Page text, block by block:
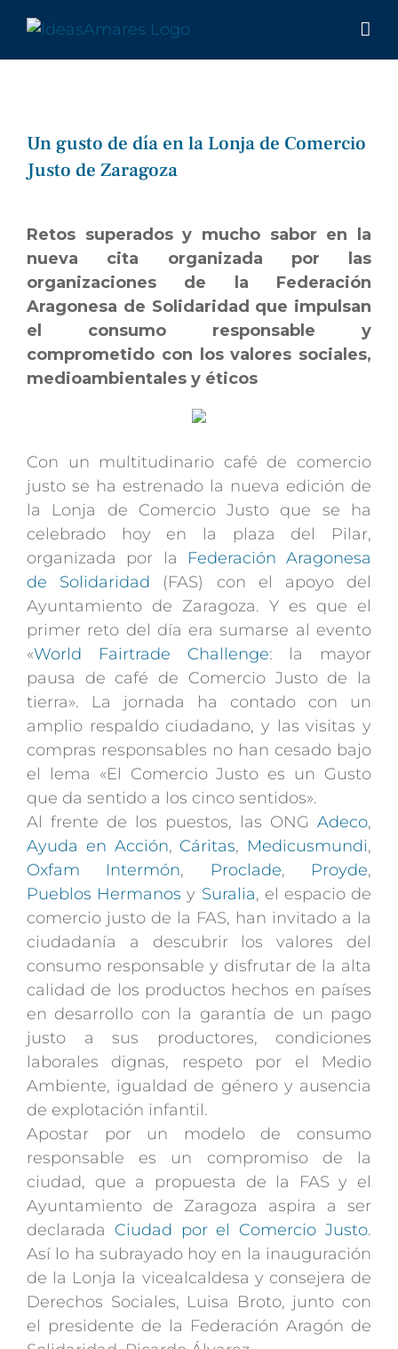
contenido
Un gusto de día en la Lonja de Comercio
Justo de Zaragoza
imagen
más
grande
Retos superados y mucho sabor en la
nueva cita organizada por las
organizaciones de la Federación
Aragonesa de Solidaridad que impulsan
el consumo responsable y
comprometido con los valores sociales,
medioambientales y éticos
Con un multitudinario café de comercio
justo se ha estrenado la nueva edición de
la Lonja de Comercio Justo que se ha
celebrado hoy en la plaza del Pilar,
organizada por la
Federación Aragonesa
de Solidaridad (FAS) con el apoyo del
Ayuntamiento de Zaragoza. Y es que el
primer reto del día era sumarse al evento
«World Fairtrade Challenge: la mayor
pausa de café de Comercio Justo de la
tierra». La jornada ha contado con un
amplio respaldo ciudadano, y las visitas y
compras responsables no han cesado bajo
el lema «El Comercio Justo es un Gusto
que da sentido a los cinco sentidos».
Al frente de los puestos, las ONG Adeco,
Ayuda en Acción, Cáritas, Medicusmundi,
Oxfam Intermón, Proclade, Proyde,
Pueblos Hermanos y Suralia, el espacio de
comercio justo de la FAS, han invitado a la
ciudadanía a descubrir los valores del
consumo responsable y disfrutar de la alta
calidad de los productos hechos en países
en desarrollo con la garantía de un pago
justo a sus productores, condiciones
laborales dignas, respeto por el Medio
Ambiente, igualdad de género y ausencia
de explotación infantil.
Apostar por un modelo de consumo
responsable es un compromiso de la
ciudad, que a propuesta de la FAS y el
Ayuntamiento de Zaragoza aspira a ser
declarada Ciudad por el Comercio Justo.
Así lo ha subrayado hoy en la inauguración
de la Lonja la vicealcaldesa y consejera de
Derechos Sociales, Luisa Broto, junto con
el presidente de la Federación Aragón de